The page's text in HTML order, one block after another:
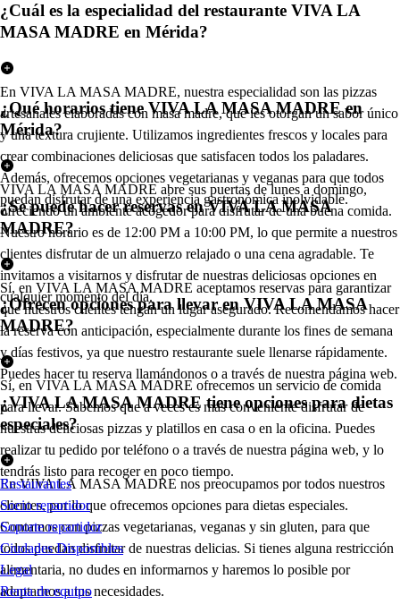
¿Cuál es la especialidad del restaurante VIVA LA
MASA MADRE en Mérida?
En VIVA LA MASA MADRE, nuestra especialidad son las pizzas
artesanales elaboradas con masa madre, que les otorgan un sabor único
y una textura crujiente. Utilizamos ingredientes frescos y locales para
crear combinaciones deliciosas que satisfacen todos los paladares.
Además, ofrecemos opciones vegetarianas y veganas para que todos
puedan disfrutar de una experiencia gastronómica inolvidable.
¿Qué horarios tiene VIVA LA MASA MADRE en
Mérida?
VIVA LA MASA MADRE abre sus puertas de lunes a domingo,
ofreciendo un ambiente acogedor para disfrutar de una buena comida.
Nuestro horario es de 12:00 PM a 10:00 PM, lo que permite a nuestros
clientes disfrutar de un almuerzo relajado o una cena agradable. Te
invitamos a visitarnos y disfrutar de nuestras deliciosas opciones en
cualquier momento del día.
¿Se puede hacer reservas en VIVA LA MASA
MADRE?
Sí, en VIVA LA MASA MADRE aceptamos reservas para garantizar
que nuestros clientes tengan un lugar asegurado. Recomendamos hacer
la reserva con anticipación, especialmente durante los fines de semana
y días festivos, ya que nuestro restaurante suele llenarse rápidamente.
Puedes hacer tu reserva llamándonos o a través de nuestra página web.
¿Ofrecen opciones para llevar en VIVA LA MASA
MADRE?
Sí, en VIVA LA MASA MADRE ofrecemos un servicio de comida
para llevar. Sabemos que a veces es más conveniente disfrutar de
nuestras deliciosas pizzas y platillos en casa o en la oficina. Puedes
realizar tu pedido por teléfono o a través de nuestra página web, y lo
tendrás listo para recoger en poco tiempo.
¿VIVA LA MASA MADRE tiene opciones para dietas
especiales?
En VIVA LA MASA MADRE nos preocupamos por todos nuestros
clientes, por lo que ofrecemos opciones para dietas especiales.
Contamos con pizzas vegetarianas, veganas y sin gluten, para que
todos puedan disfrutar de nuestras delicias. Si tienes alguna restricción
alimentaria, no dudes en informarnos y haremos lo posible por
adaptarnos a tus necesidades.
Restaurantes
Socio repartidor
Soporte repartidor
Ciudades Disponibles
Legal
Renta de equipo